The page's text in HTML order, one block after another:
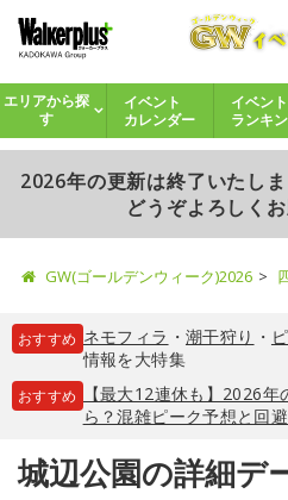
エリアから探
す
イベント
カレンダー
イベント
ランキ
2026年の更新は終了いたし
どうぞよろしくお
GW(ゴールデンウィーク)2026
おすすめ ネモフィラ ・ 潮干狩り ・
情報を大特集
おすすめ
【最大12連休も】2026
ら？混雑ピーク予想と回
城辺公園の詳細デ